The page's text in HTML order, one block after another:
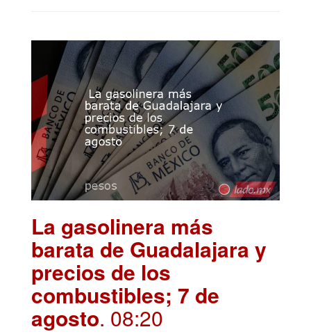
La gasolinera más
barata de Guadalajara y
precios de los
combustibles; 7 de
agosto. 08:20